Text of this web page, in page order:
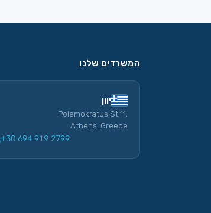
המשרדים שלנו
יוון
Polemokratus St 11,
Athens, Greece
+30 694 919 2799